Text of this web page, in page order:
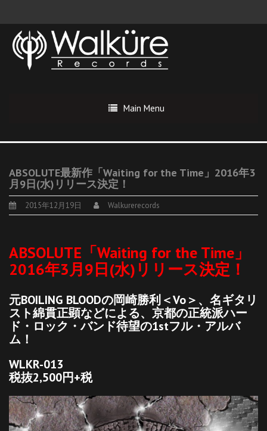
Main Menu
ABSOLUTE最新作「Waiting for the Time」2016年3
月9日(水)リリース決定！
2015年12月19日 Walkurerecords
ABSOLUTE「Waiting for the Time」
2016年3月9日(水)リリース決定！
元BOILING BLOODの岡崎勝利＜Vo＞、名ギタリ
スト綿貫正顕などによる、京都の正統派ハー
ド・ロック・バンド待望の1stフル・アルバ
ム！
WLKR-013
税抜2,500円+税